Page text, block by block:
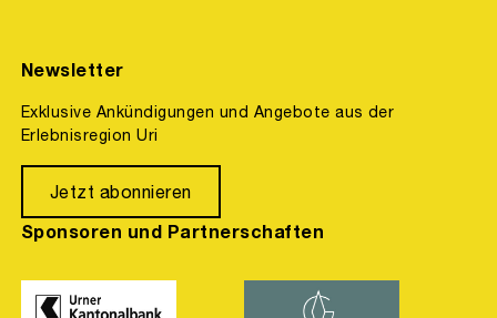
Newsletter
Exklusive Ankündigungen und Angebote aus der
Erlebnisregion Uri
Jetzt abonnieren
Sponsoren und Partnerschaften